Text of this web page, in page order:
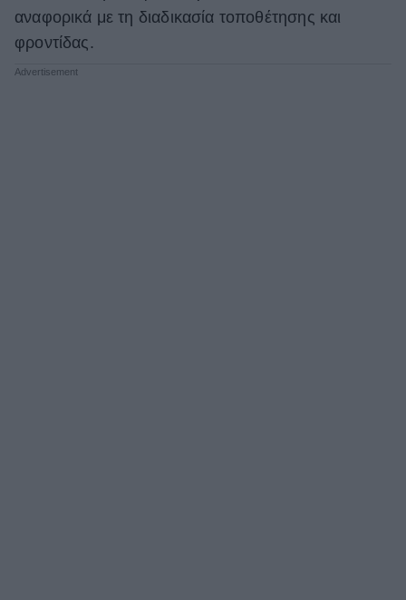
Women's Forum
Hautes Grecians
αναφορικά με τη διαδικασία τοποθέτησης και
φροντίδας.